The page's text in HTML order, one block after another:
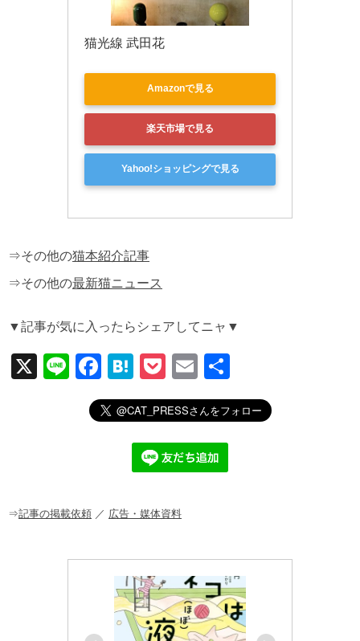
猫光線 武田花
Amazonで見る
楽天市場で見る
Yahoo!ショッピングで見る
⇒その他の猫本紹介記事
⇒その他の最新猫ニュース
▼記事が気に入ったらシェアしてニャ▼
X
Li
F
a
c
o
H
at
e
n
a
P
o
ck
et
E
m
ail
有
⇒記事の掲載依頼 ／ 広告・媒体資料